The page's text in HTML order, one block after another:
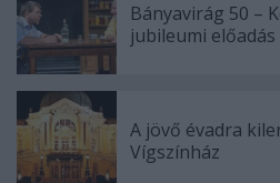
Bányavirág 50 –
jubileumi előadás
A jövő évadra
Vígszínház